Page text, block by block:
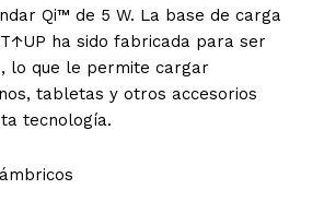
Qi™ de 5 W. La base de carga
ha sido fabricada para ser
lo que le permite cargar
tabletas y otros accesorios
tecnología.